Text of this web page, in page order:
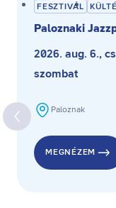
FESZTIVÁL
Paloznaki
2026. aug. 6.,
szombat
Paloznak
MEGNÉZEM